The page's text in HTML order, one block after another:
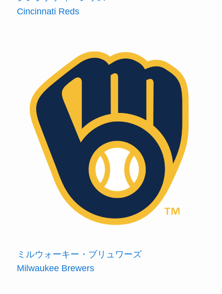
Cincinnati Reds
ミルウォーキー・ブリュワーズ
Milwaukee Brewers